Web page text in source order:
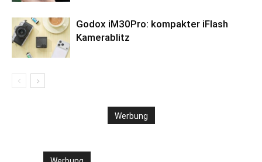
Godox iM30Pro: kompakter iFlash
Kamerablitz
Werbung